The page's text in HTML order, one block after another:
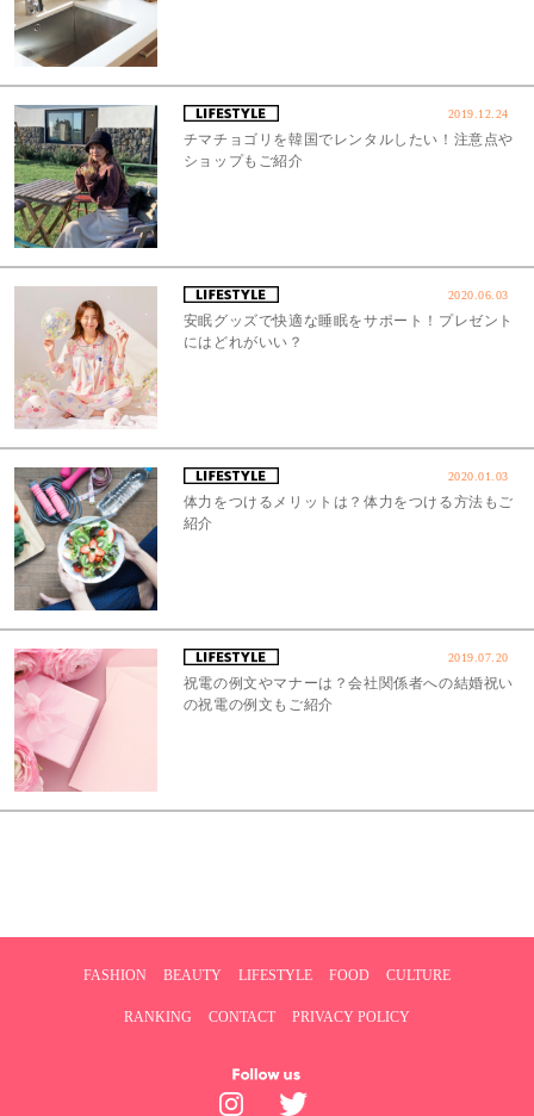
2019.12.24
チマチョゴリを韓国でレンタルしたい！注意点や
ショップもご紹介
2020.06.03
安眠グッズで快適な睡眠をサポート！プレゼント
にはどれがいい？
2020.01.03
体力をつけるメリットは？体力をつける方法もご
紹介
2019.07.20
祝電の例文やマナーは？会社関係者への結婚祝い
の祝電の例文もご紹介
FASHION BEAUTY LIFESTYLE FOOD CULTURE
RANKING CONTACT PRIVACY POLICY